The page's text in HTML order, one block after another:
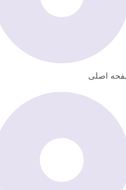
اصلی